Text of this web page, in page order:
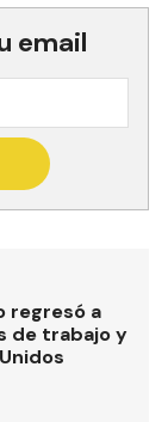
email
regresó a
de trabajo y